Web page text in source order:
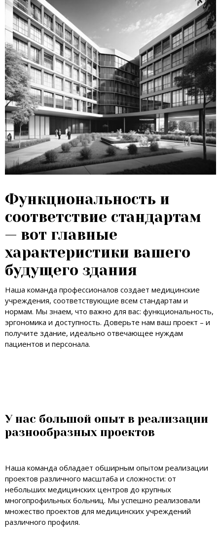
Функциональность и
соответствие стандартам
— вот главные
характеристики вашего
будущего здания
Наша команда профессионалов создает медицинские
учреждения, соответствующие всем стандартам и
нормам. Мы знаем, что важно для вас: функциональность,
эргономика и доступность. Доверьте нам ваш проект – и
получите здание, идеально отвечающее нуждам
пациентов и персонала.
У нас большой опыт в реализации
разнообразных проектов
Наша команда обладает обширным опытом реализации
проектов различного масштаба и сложности: от
небольших медицинских центров до крупных
многопрофильных больниц. Мы успешно реализовали
множество проектов для медицинских учреждений
различного профиля.